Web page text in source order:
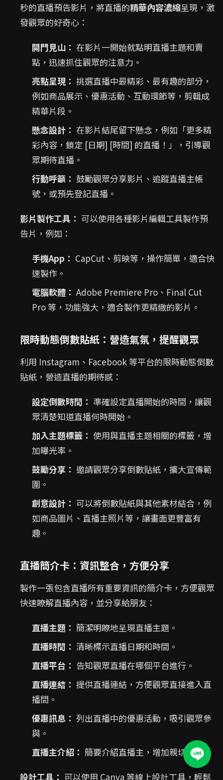
秒的直播預告影片，將直播的精華內容濃縮呈現，激
發觀眾的好奇心：
開門見山： 在影片一開始就點明直播主題和賣
點，迅速抓住觀眾的注意力。
亮點呈現： 挑選直播中最精彩、最有趣的部分，
例如商品展示、優惠活動、互動環節等，剪輯成
精華片段。
懸念設計： 在影片結尾留下懸念，例如「更多精
彩內容，鎖定 [日期] [時間] 的直播！」，引導觀
眾期待直播。
行動呼籲： 鼓勵觀眾分享影片、追蹤直播主帳
號，或預先登記直播。
影片製作工具： 可以使用各種影片編輯工具製作預
告片，例如：
手機App： CapCut、剪映等，操作簡單，適合快
速製作。
電腦軟體： Adobe Premiere Pro、Final Cut
Pro 等，功能強大，適合製作更精緻的影片。
限時動態倒數貼紙：營造氣氛，提醒觀眾
利用 Instagram、Facebook 等平台的限時動態倒數
貼紙，營造直播的期待感：
設定倒數時間： 準確設定直播開始的時間，讓觀
眾清楚知道直播何時開始。
加入主題標籤： 使用與直播主題相關的標籤，增
加曝光率。
鼓勵分享： 邀請觀眾分享倒數貼紙，擴大宣傳範
圍。
創意設計： 可以將倒數貼紙與其他素材結合，例
如商品圖片、直播主照片等，讓畫面更豐富有
趣。
直播簡介卡：資訊整合，方便分享
製作一張包含直播所有重要資訊的簡介卡，方便觀眾
快速瞭解直播內容，並分享給朋友：
直播主題： 簡潔明瞭地呈現直播主題。
直播時間： 清晰標示直播日期和時間。
直播平台： 告知觀眾直播在哪個平台進行。
直播連結： 提供直播連結，方便觀眾直接進入直
播間。
優惠訊息： 列出直播中的優惠活動，吸引觀眾參
與。
直播主介紹： 簡要介紹直播主，增加親切感。
設計工具： 可以使用 Canva 等線上設計工具，輕鬆